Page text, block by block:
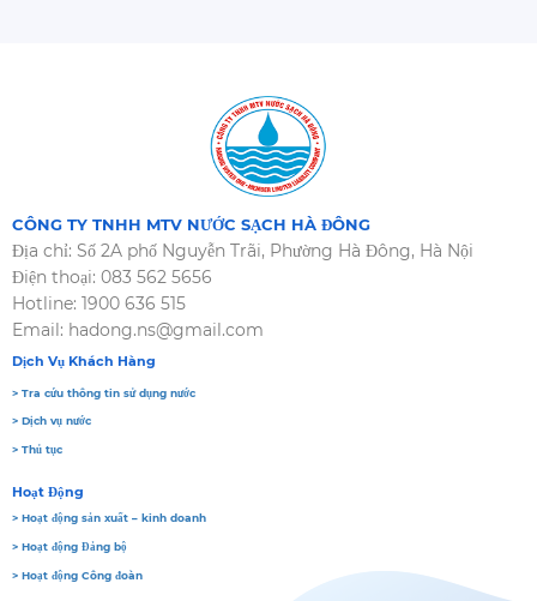
CÔNG TY TNHH MTV NƯỚC SẠCH HÀ ĐÔNG
Địa chỉ: Số 2A phố Nguyễn Trãi, Phường Hà Đông, Hà Nội
Điện thoại: 083 562 5656
Hotline: 1900 636 515
Email: hadong.ns@gmail.com
Dịch Vụ Khách Hàng
> Tra cứu thông tin sử dụng nước
> Dịch vụ nước
> Thủ tục
Hoạt Động
> Hoạt động sản xuất – kinh doanh
> Hoạt động Đảng bộ
> Hoạt động Công đoàn